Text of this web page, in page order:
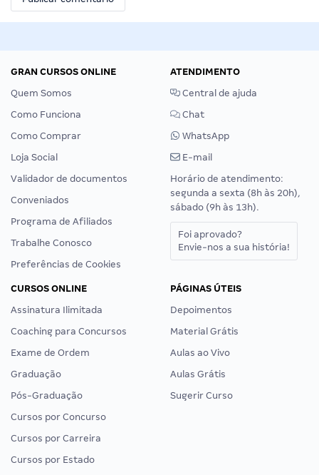
GRAN CURSOS ONLINE
Quem Somos
Como Funciona
Como Comprar
Loja Social
Validador de documentos
Conveniados
Programa de Afiliados
Trabalhe Conosco
Preferências de Cookies
ATENDIMENTO
Central de ajuda
Chat
WhatsApp
E-mail
Horário de atendimento:
segunda a sexta (8h às 20h),
sábado (9h às 13h).
Foi aprovado?
Envie-nos a sua história!
CURSOS ONLINE
Assinatura Ilimitada
Coaching para Concursos
Exame de Ordem
Graduação
Pós-Graduação
Cursos por Concurso
Cursos por Carreira
Cursos por Estado
PÁGINAS ÚTEIS
Depoimentos
Material Grátis
Aulas ao Vivo
Aulas Grátis
Sugerir Curso